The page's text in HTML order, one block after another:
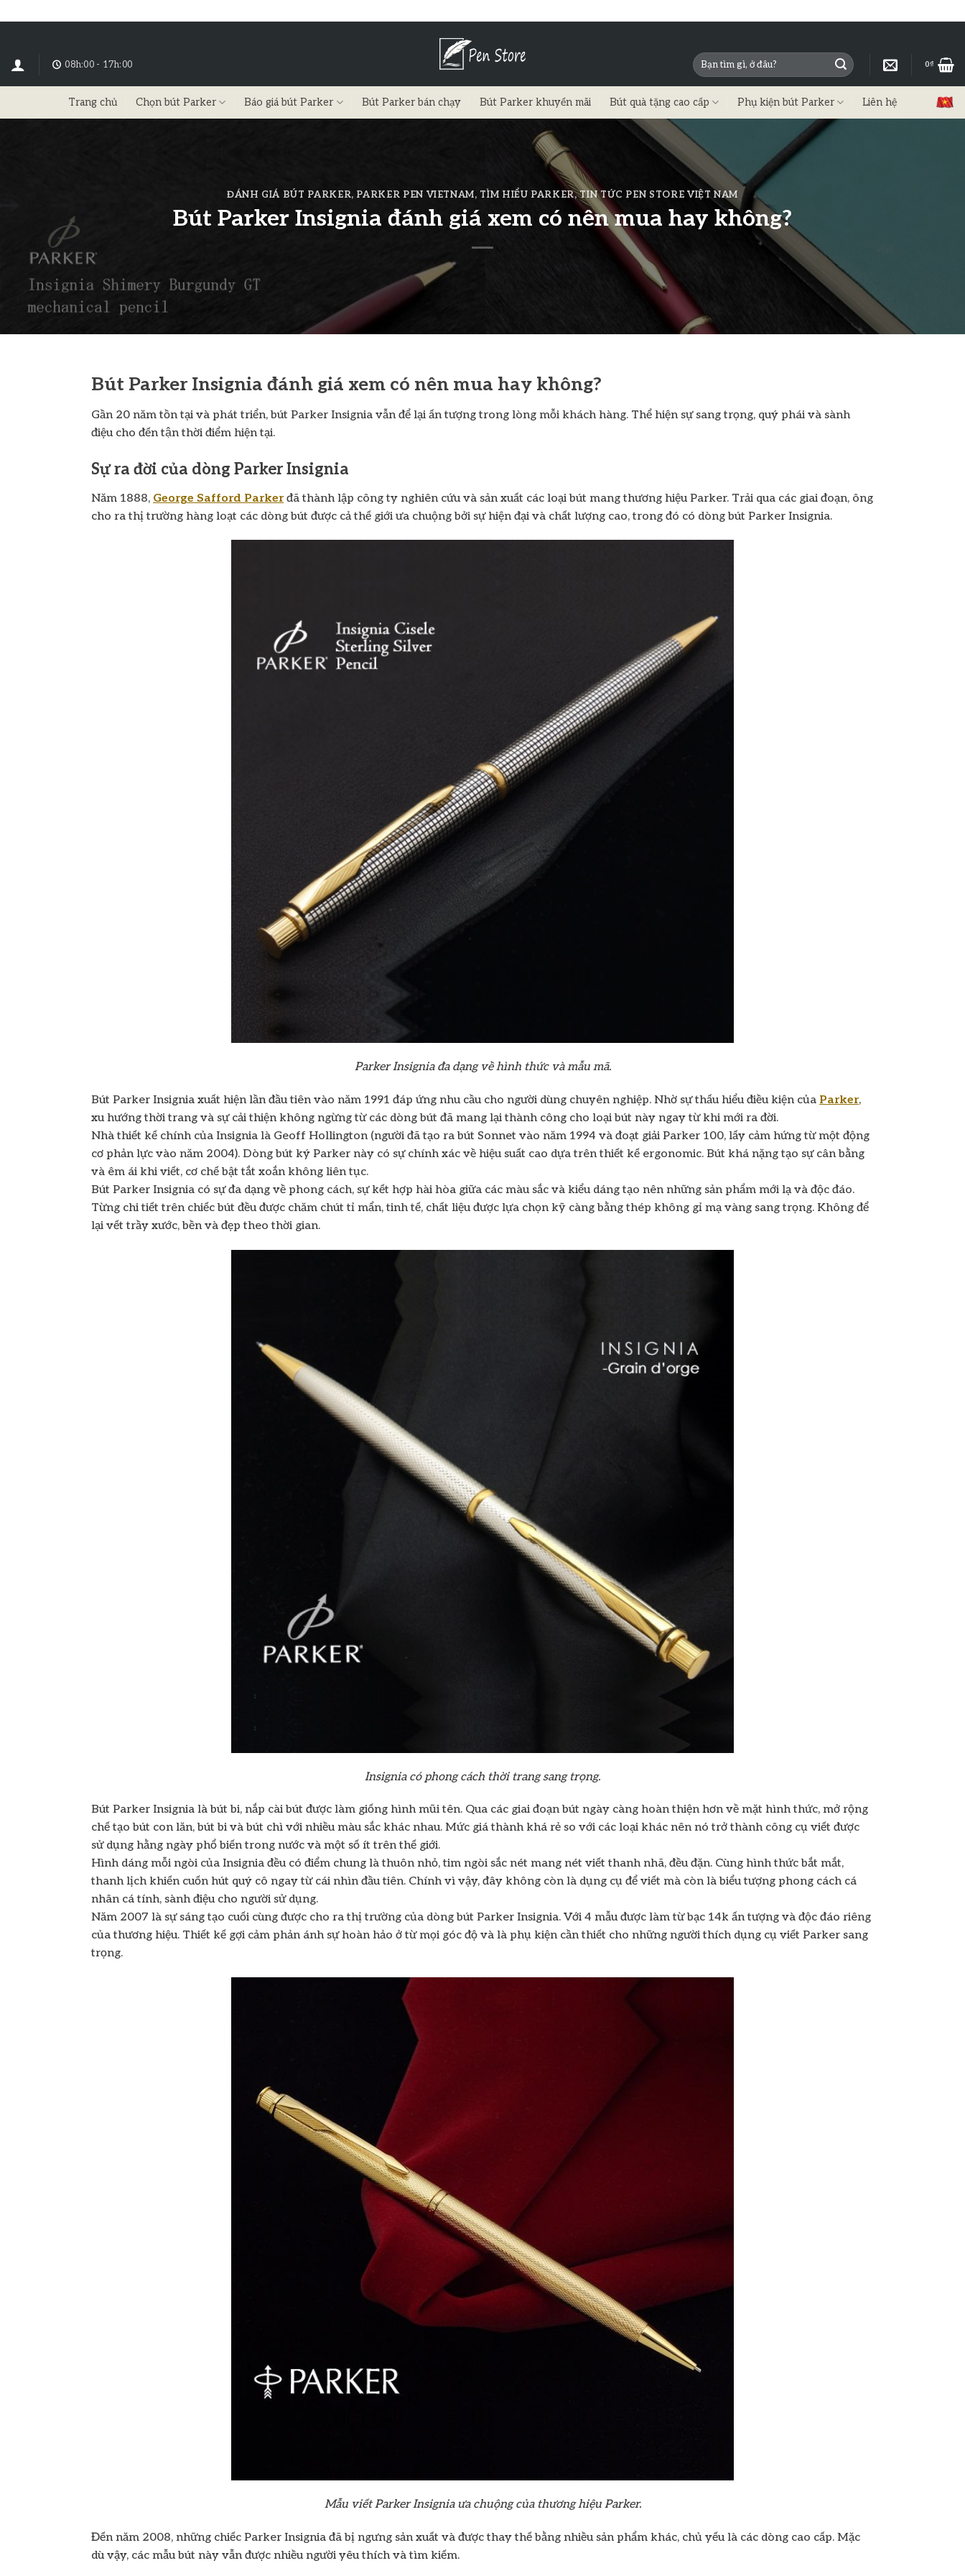
08h:00 - 17h:00 0₫
Trang chủ Chọn bút Parker Báo giá bút Parker Bút Parker bán chạy Bút Parker khuyến mãi Bút quà tặng cao cấp Phụ kiện bút Parker Liên hệ
ĐÁNH GIÁ BÚT PARKER, PARKER PEN VIETNAM, TÌM HIỂU PARKER,TIN TỨC PEN STORE VIỆT NAM
Bút Parker Insignia đánh giá xem có nên mua hay không?
Bút Parker Insignia đánh giá xem có nên mua hay không?
Gần 20 năm tồn tại và phát triển, bút Parker Insignia vẫn để lại ấn tượng trong lòng mỗi khách hàng. Thể hiện sự sang trọng, quý phái và sành
điệu cho đến tận thời điểm hiện tại.
Sự ra đời của dòng Parker Insignia
Năm 1888, George Safford Parkerđã thành lập công ty nghiên cứu và sản xuất các loại bút mang thương hiệu Parker. Trải qua các giai đoạn, ông
cho ra thị trường hàng loạt các dòng bút được cả thế giới ưa chuộng bởi sự hiện đại và chất lượng cao, trong đó có dòng bút Parker Insignia.
Parker Insignia đa dạng về hình thức và mẫu mã.
Bút Parker Insignia xuất hiện lần đầu tiên vào năm 1991 đáp ứng nhu cầu cho người dùng chuyên nghiệp. Nhờ sự thấu hiểu điều kiện của Parker,
xu hướng thời trang và sự cải thiện không ngừng từ các dòng bút đã mang lại thành công cho loại bút này ngay từ khi mới ra đời.
Nhà thiết kế chính của Insignia là Geoff Hollington (người đã tạo ra bút Sonnet vào năm 1994 và đoạt giải Parker 100, lấy cảm hứng từ một động
cơ phản lực vào năm 2004). Dòng bút ký Parker này có sự chính xác về hiệu suất cao dựa trên thiết kế ergonomic. Bút khá nặng tạo sự cân bằng
và êm ái khi viết, cơ chế bật tắt xoắn không liên tục.
Bút Parker Insignia có sự đa dạng về phong cách, sự kết hợp hài hòa giữa các màu sắc và kiểu dáng tạo nên những sản phẩm mới lạ và độc đáo.
Từng chi tiết trên chiếc bút đều được chăm chút tỉ mẩn, tinh tế, chất liệu được lựa chọn kỹ càng bằng thép không gỉ mạ vàng sang trọng. Không để
lại vết trầy xước, bền và đẹp theo thời gian.
Insignia có phong cách thời trang sang trọng.
Bút Parker Insignia là bút bi, nắp cài bút được làm giống hình mũi tên. Qua các giai đoạn bút ngày càng hoàn thiện hơn về mặt hình thức, mở rộng
chế tạo bút con lăn, bút bi và bút chì với nhiều màu sắc khác nhau. Mức giá thành khá rẻ so với các loại khác nên nó trở thành công cụ viết được
sử dụng hằng ngày phổ biến trong nước và một số ít trên thế giới.
Hình dáng mỗi ngòi của Insignia đều có điểm chung là thuôn nhỏ, tim ngòi sắc nét mang nét viết thanh nhã, đều đặn. Cùng hình thức bắt mắt,
thanh lịch khiến cuốn hút quý cô ngay từ cái nhìn đầu tiên. Chính vì vậy, đây không còn là dụng cụ để viết mà còn là biểu tượng phong cách cá
nhân cá tính, sành điệu cho người sử dụng.
Năm 2007 là sự sáng tạo cuối cùng được cho ra thị trường của dòng bút Parker Insignia. Với 4 mẫu được làm từ bạc 14k ấn tượng và độc đáo riêng
của thương hiệu. Thiết kế gợi cảm phản ánh sự hoàn hảo ở từ mọi góc độ và là phụ kiện cần thiết cho những người thích dụng cụ viết Parker sang
trọng.
Mẫu viết Parker Insignia ưa chuộng của thương hiệu Parker.
Đến năm 2008, những chiếc Parker Insignia đã bị ngưng sản xuất và được thay thế bằng nhiều sản phẩm khác, chủ yếu là các dòng cao cấp. Mặc
dù vậy, các mẫu bút này vẫn được nhiều người yêu thích và tìm kiếm.